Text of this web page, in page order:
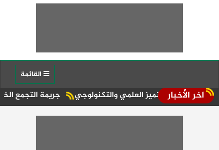
اخر الأخبار جريمة التجمع الخامس.. سر التميز العلمي والتكنولوجي